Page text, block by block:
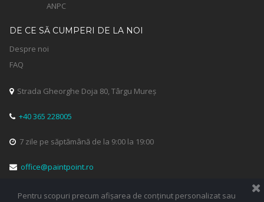
ANPC
DE CE SĂ CUMPERI DE LA NOI
Despre noi
FAQ
Strada Gheorghe Doja 80, Târgu Mureș
 +40 365 228005
 7 zile pe săptămână de la 9:00 la 19:00
 office@paintpoint.ro
 
Pentru scopuri precum afișarea de conținut personalizat sau